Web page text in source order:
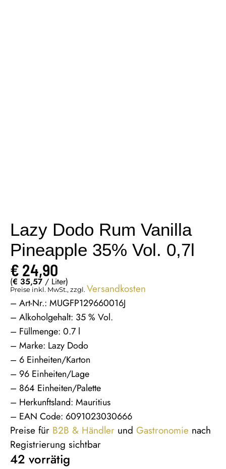
Lazy Dodo Rum Vanilla
Pineapple 35% Vol. 0,7l
€ 24,90
(€ 35,57 / Liter)
Preise inkl. MwSt., zzgl. Versandkosten
– Art-Nr.: MUGFP129660016J
– Alkoholgehalt: 35 % Vol.
– Füllmenge: 0.7 l
– Marke: Lazy Dodo
– 6 Einheiten/Karton
– 96 Einheiten/Lage
– 864 Einheiten/Palette
– Herkunftsland: Mauritius
– EAN Code: 6091023030666
Preise für B2B & Händler und Gastronomie nach
Registrierung sichtbar
42 vorrätig